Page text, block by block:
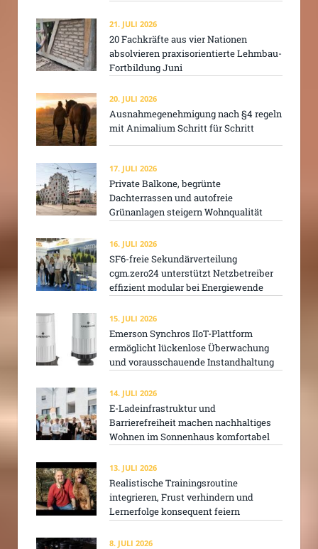
21. JULI 2026
20 Fachkräfte aus vier Nationen
absolvieren praxisorientierte Lehmbau-
Fortbildung Juni
20. JULI 2026
Ausnahmegenehmigung nach §4 regeln
mit Animalium Schritt für Schritt
17. JULI 2026
Private Balkone, begrünte
Dachterrassen und autofreie
Grünanlagen steigern Wohnqualität
16. JULI 2026
SF6-freie Sekundärverteilung
cgm.zero24 unterstützt Netzbetreiber
effizient modular bei Energiewende
15. JULI 2026
Emerson Synchros IIoT-Plattform
ermöglicht lückenlose Überwachung
und vorausschauende Instandhaltung
14. JULI 2026
E-Ladeinfrastruktur und
Barrierefreiheit machen nachhaltiges
Wohnen im Sonnenhaus komfortabel
13. JULI 2026
Realistische Trainingsroutine
integrieren, Frust verhindern und
Lernerfolge konsequent feiern
8. JULI 2026